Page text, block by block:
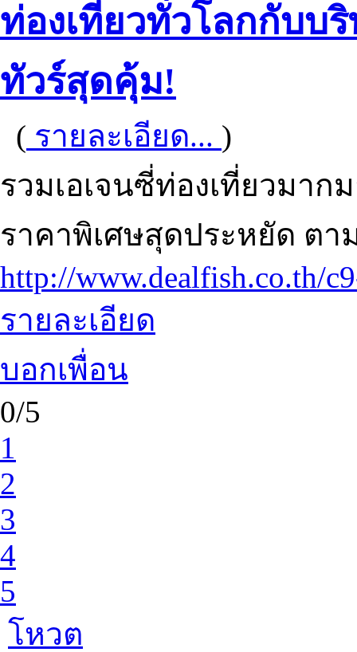
ท่องเที่ยวทั่วโลกกับบ
ทัวร์สุดคุ้ม!
( รายละเอียด... )
รวมเอเจนซี่ท่องเที่ยวมาก
ราคาพิเศษสุดประหยัด ต
http://www.dealfish.co.th/
รายละเอียด
บอกเพื่อน
0/5
1
2
3
4
5
โหวต